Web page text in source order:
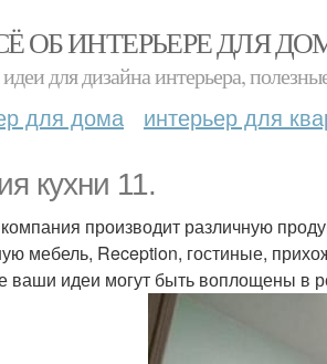
ОБ ИНТЕРЬЕРЕ ДЛЯ
для дизайна интерьера,
для дома интерьер для
кухни 11.
производит различную
мебель, Reception, гостиные,
идеи могут быть воплощены в